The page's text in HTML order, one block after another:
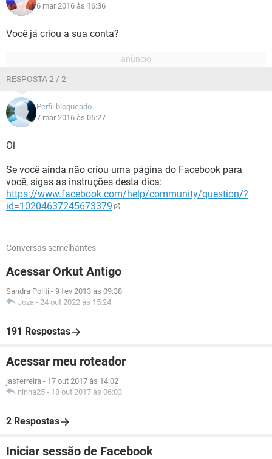
6 mar 2016 às 16:36
Você já criou a sua conta?
RESPOSTA 2 / 2
Perfil bloqueado
7 mar 2016 às 05:27
Oi
Se você ainda não criou uma página do Facebook para
você, sigas as instruções desta dica:
https://www.facebook.com/help/community/question/?
id=10204637245673379
Conversas semelhantes
Acessar Orkut Antigo
Sandra Politi - 9 fev 2013 às 09:38
Joza - 24 out 2022 às 15:24
191 Respostas
Acessar meu roteador
jasferreira - 17 out 2017 às 14:02
ninha25 - 18 out 2017 às 06:03
2 Respostas
Iniciar sessão de Facebook